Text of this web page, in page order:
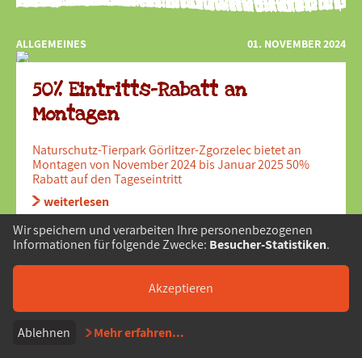
ALLGEMEINES 01. NOVEMBER 2024
50% Eintritts-Rabatt an
Montagen
Naturschutz-Tierpark Görlitzer-Zgorzelec bietet an
Montagen von November 2024 bis Januar 2025 50%
Rabatt auf den Tageseintritt
weiterlesen
Wir speichern und verarbeiten Ihre personenbezogenen
Informationen für folgende Zwecke: Besucher-Statistiken.
Ablehnen
Akzeptieren
Mehr erfahren...